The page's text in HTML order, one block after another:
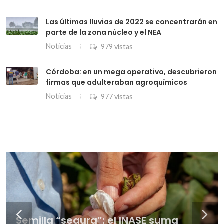
Las últimas lluvias de 2022 se concentrarán en
parte de la zona núcleo y el NEA
Noticias 979 vistas
Córdoba: en un mega operativo, descubrieron
firmas que adulteraban agroquímicos
Noticias 977 vistas
Semilla “segura”: el INASE suma
“Que aparezca el crédito”: en la
cadena ganadera ponen el foco en
La dicotomía del maíz: a días de la
siembra gana poder de compra con
Del derecho penal a la genética
Vacuna antiaftosa: la Sociedad Rural
asegura que el precio bajó y
La genética le gana al pulgón